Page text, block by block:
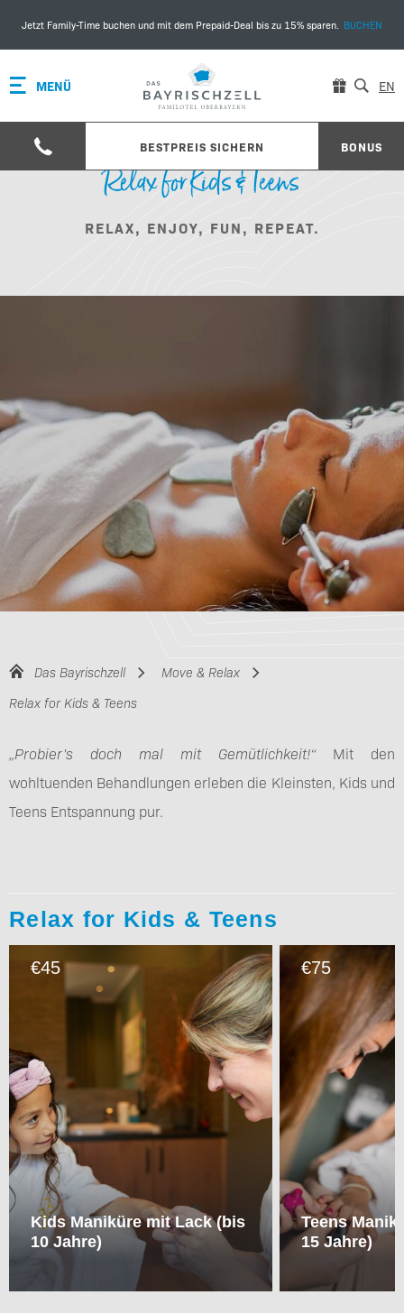
Jetzt Family-Time buchen und mit dem Prepaid-Deal bis zu 15% sparen. BUCHEN
MENÜ
BESTPREIS SICHERN BONUS
EN
Relax for Kids & Teens
RELAX, ENJOY, FUN, REPEAT.
Das Bayrischzell
Move & Relax
Relax for Kids & Teens
„Probier's doch mal mit Gemütlichkeit!“ Mit den
wohltuenden Behandlungen erleben die Kleinsten, Kids und
Teens Entspannung pur.
Relax for Kids & Teens
€45
Kids Maniküre mit Lack (bis
10 Jahre)
€75
Teens
15 Jahre)